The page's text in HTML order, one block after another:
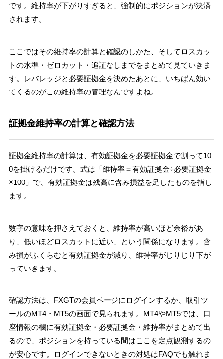
です。維持率が下がりすぎると、強制的にポジションが決済
されます。
ここではその維持率の計算と確認のしかた、そしてロスカッ
トの水準・ゼロカット・追証なしまでをまとめて見ていきま
す。レバレッジと必要証拠金を決めたあとに、いちばん効い
てくるのがこの維持率の管理なんですよね。
証拠金維持率の計算と確認方法
証拠金維持率の計算は、有効証拠金を必要証拠金で割って10
0を掛けるだけです。式は「維持率＝有効証拠金÷必要証拠金
×100」で、有効証拠金は残高に含み損益を足したものを指し
ます。
数字の意味を押さえておくと、維持率が高いほど余裕があ
り、低いほどロスカットに近い、という関係になります。含
み損がふくらむと有効証拠金が減り、維持率がじりじり下が
っていきます。
確認方法は、FXGTの会員ページにログインするか、取引ツ
ールのMT4・MT5の画面で見られます。MT4やMT5では、口
座情報の欄に有効証拠金・必要証拠金・維持率がまとめて出
るので、ポジションを持っている間はここを定点観測するの
が安心です。ログインできないときの対処はFAQでも触れま